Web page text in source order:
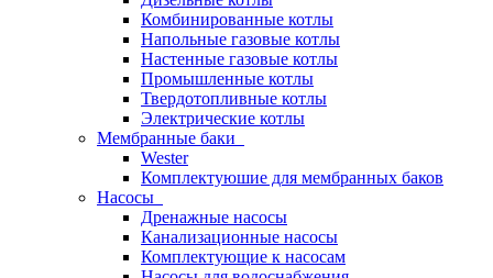
Комбинированные котлы
Напольные газовые котлы
Настенные газовые котлы
Промышленные котлы
Твердотопливные котлы
Электрические котлы
Мембранные баки
Wester
Комплектуюшие для мембранных баков
Насосы
Дренажные насосы
Канализационные насосы
Комплектующие к насосам